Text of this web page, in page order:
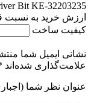
Bit KE-32203235
ارزش خرید به نسبت
کیفیت ساخت
نشانی ایمیل شما
علامت‌گذاری شده‌اند
عنوان نظر شما